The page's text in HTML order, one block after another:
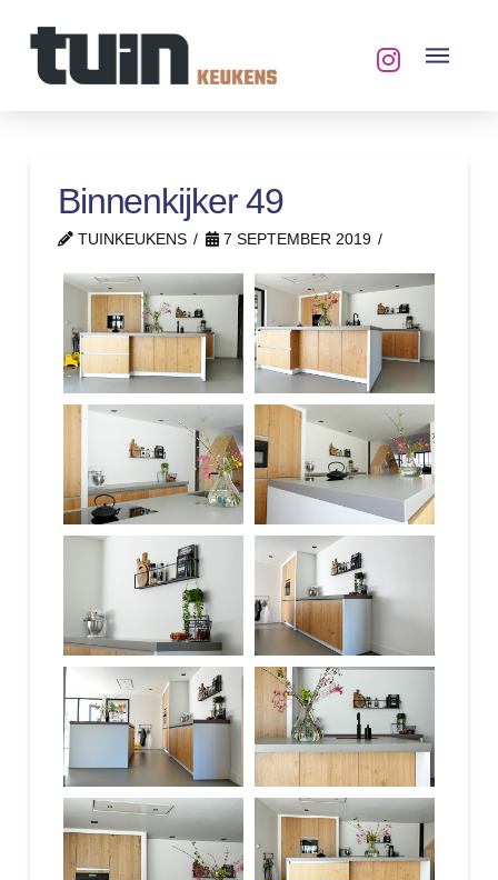
Binnenkijker 49
TUINKEUKENS 7 SEPTEMBER 2019